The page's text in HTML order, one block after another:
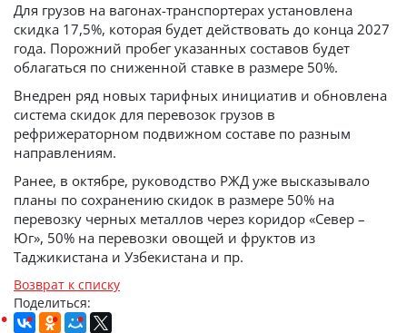
Для грузов на вагонах-транспортерах установлена
скидка 17,5%, которая будет действовать до конца 2027
года. Порожний пробег указанных составов будет
облагаться по сниженной ставке в размере 50%.
Внедрен ряд новых тарифных инициатив и обновлена
система скидок для перевозок грузов в
рефрижераторном подвижном составе по разным
направлениям.
Ранее, в октябре, руководство РЖД уже высказывало
планы по сохранению скидок в размере 50% на
перевозку черных металлов через коридор «Север –
Юг», 50% на перевозки овощей и фруктов из
Таджикистана и Узбекистана и пр.
Возврат к списку
Поделиться: